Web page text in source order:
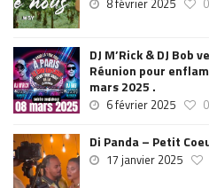
8 février 2025 0
DJ M’Rick & DJ Bob
Réunion pour
mars 2025 .
6 février 2025 0
Di Panda – Petit
17 janvier 2025